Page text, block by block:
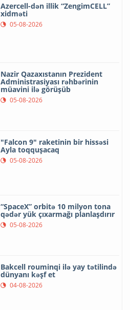
Azercell-dən illik “ZengimCELL”
xidməti
05-08-2026
Nazir Qazaxıstanın Prezident
Administrasiyası rəhbərinin
müavini ilə görüşüb
05-08-2026
"Falcon 9" raketinin bir hissəsi
Ayla toqquşacaq
05-08-2026
“SpaceX” orbitə 10 milyon tona
qədər yük çıxarmağı planlaşdırır
05-08-2026
Bakcell rouminqi ilə yay tətilində
dünyanı kəşf et
04-08-2026